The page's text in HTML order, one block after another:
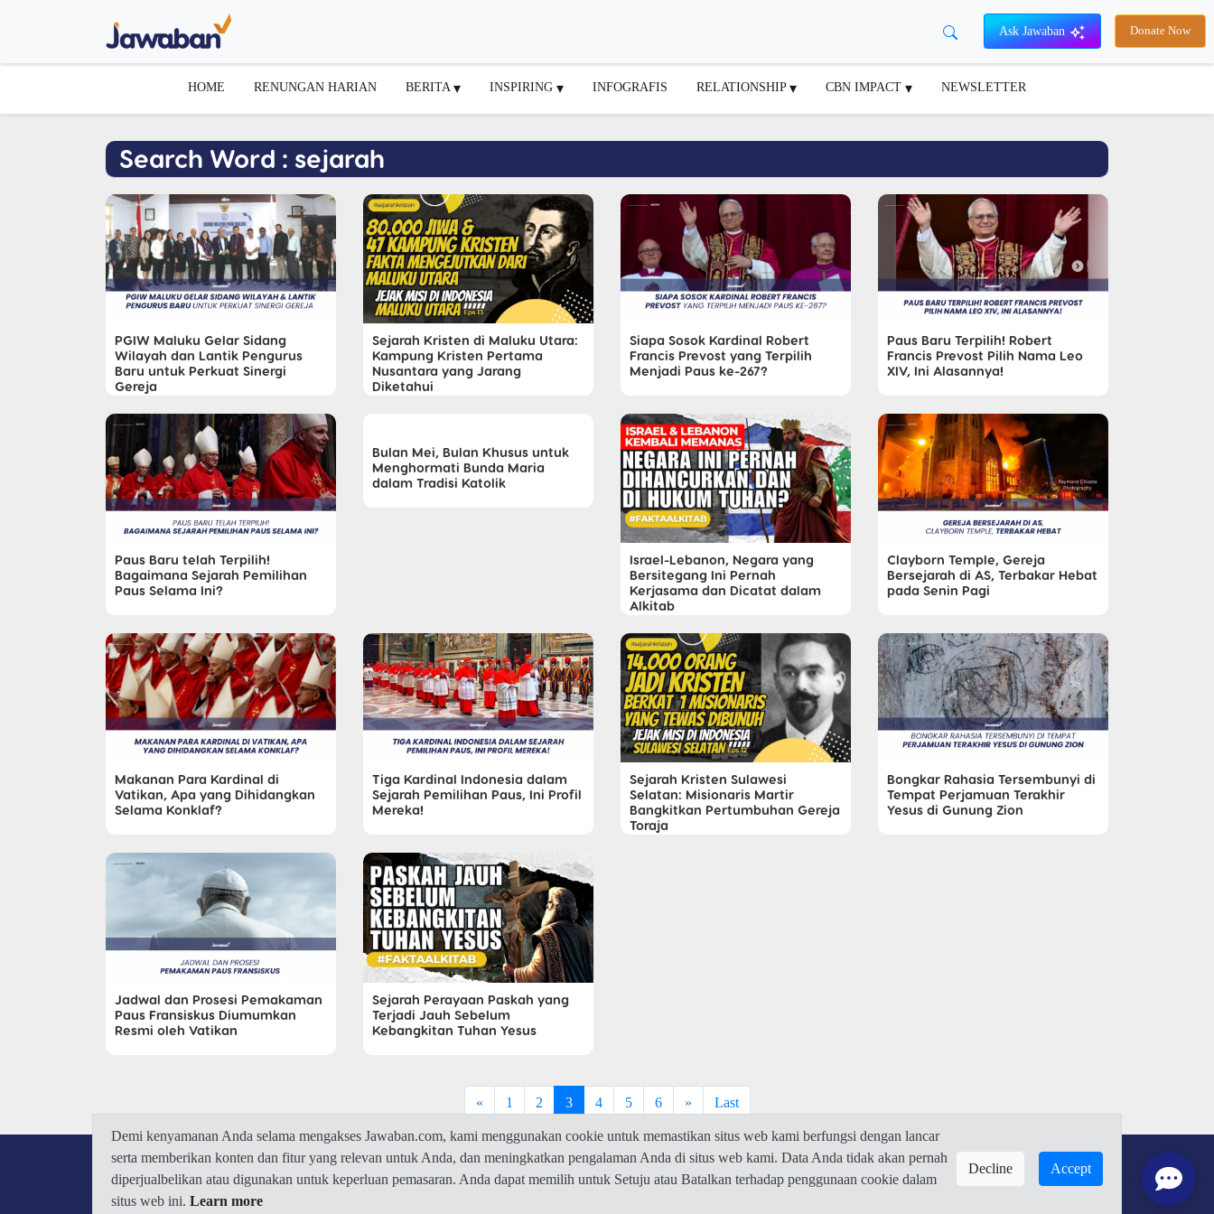
Ask Jawaban Donate Now
HOME RENUNGAN HARIAN BERITA INSPIRING INFOGRAFIS RELATIONSHIP CBN IMPACT NEWSLETTER
Search Word : sejarah
PGIW Maluku Gelar Sidang
Wilayah dan Lantik Pengurus
Baru untuk Perkuat Sinergi
Gereja
Sejarah Kristen di Maluku Utara:
Kampung Kristen Pertama
Nusantara yang Jarang
Diketahui
Siapa Sosok Kardinal Robert
Francis Prevost yang Terpilih
Menjadi Paus ke-267?
Paus Baru Terpilih! Robert
Francis Prevost Pilih Nama Leo
XIV, Ini Alasannya!
Paus Baru telah Terpilih!
Bagaimana Sejarah Pemilihan
Paus Selama Ini?
Bulan Mei, Bulan Khusus untuk
Menghormati Bunda Maria
dalam Tradisi Katolik
Israel-Lebanon, Negara yang
Bersitegang Ini Pernah
Kerjasama dan Dicatat dalam
Alkitab
Clayborn Temple, Gereja
Bersejarah di AS, Terbakar Hebat
pada Senin Pagi
Makanan Para Kardinal di
Vatikan, Apa yang Dihidangkan
Selama Konklaf?
Tiga Kardinal Indonesia dalam
Sejarah Pemilihan Paus, Ini Profil
Mereka!
Sejarah Kristen Sulawesi
Selatan: Misionaris Martir
Bangkitkan Pertumbuhan Gereja
Toraja
Bongkar Rahasia Tersembunyi di
Tempat Perjamuan Terakhir
Yesus di Gunung Zion
Jadwal dan Prosesi Pemakaman
Paus Fransiskus Diumumkan
Resmi oleh Vatikan
Sejarah Perayaan Paskah yang
Terjadi Jauh Sebelum
Kebangkitan Tuhan Yesus
« 1 2 3 4 5 6 » Last
Demi kenyamanan Anda selama mengakses Jawaban.com, kami menggunakan cookie untuk memastikan situs web kami berfungsi dengan lancar
serta memberikan konten dan fitur yang relevan untuk Anda, dan meningkatkan pengalaman Anda di situs web kami. Data Anda tidak akan pernah
diperjualbelikan atau digunakan untuk keperluan pemasaran. Anda dapat memilih untuk Setuju atau Batalkan terhadap penggunaan cookie dalam
situs web ini. Learn more
Decline Accept
© 2026 Jawaban.com -Privacy Policy